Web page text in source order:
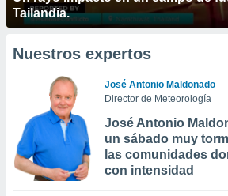
Tailandia.
Nuestros expertos
José Antonio Maldonado
Director de Meteorología
José Antonio
un sábado muy
las comunidades
con intensidad